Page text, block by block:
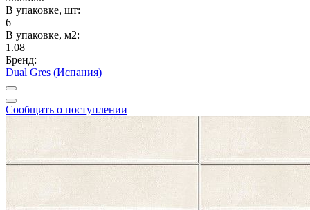
В упаковке, шт:
6
В упаковке, м2:
1.08
Бренд:
Dual Gres (Испания)
Сообщить о поступлении